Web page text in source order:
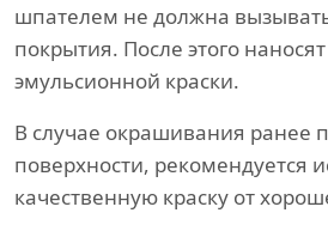
шпателем не должна
покрытия. После этого
эмульсионной краски.
В случае окрашивания ранее
поверхности, рекомендуется
качественную краску от